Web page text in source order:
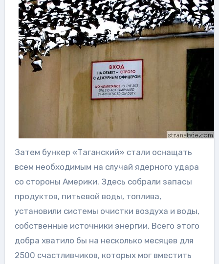
Затем бункер «Таганский» стали оснащать
всем необходимым на случай ядерного удара
со стороны Америки. Здесь собрали запасы
продуктов, питьевой воды, топлива,
установили системы очистки воздуха и воды,
собственные источники энергии. Всего этого
добра хватило бы на несколько месяцев для
2500 счастливчиков, которых мог вместить